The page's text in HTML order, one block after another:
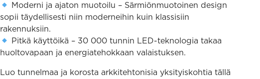
Moderni ja ajaton muotoilu – Särmiönmuotoinen design
sopii täydellisesti niin moderneihin kuin klassisiin
rakennuksiin.
Pitkä käyttöikä – 30 000 tunnin LED-teknologia takaa
huoltovapaan ja energiatehokkaan valaistuksen.
Luo tunnelmaa ja korosta arkkitehtonisia yksityiskohtia tällä